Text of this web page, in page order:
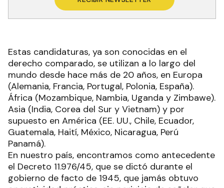
Estas candidaturas, ya son conocidas en el
derecho comparado, se utilizan a lo largo del
mundo desde hace más de 20 años, en Europa
(Alemania, Francia, Portugal, Polonia, España).
África (Mozambique, Nambia, Uganda y Zimbawe).
Asia (India, Corea del Sur y Vietnam) y por
supuesto en América (EE. UU., Chile, Ecuador,
Guatemala, Haití, México, Nicaragua, Perú
Panamá).
En nuestro país, encontramos como antecedente
el Decreto 11.976/45, que se dictó durante el
gobierno de facto de 1945, que jamás obtuvo